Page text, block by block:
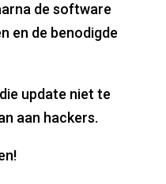
de software
en de benodigde
update niet te
aan hackers.